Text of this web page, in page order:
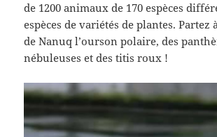
de 1200 animaux de 170 espèces
espèces de variétés de plantes. Partez
de Nanuq l’ourson polaire, des
nébuleuses et des titis roux !